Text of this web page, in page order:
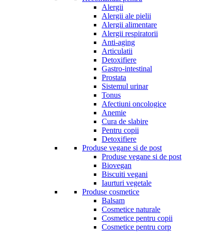
Alergii
Alergii ale pielii
Alergii alimentare
Alergii respiratorii
Anti-aging
Articulatii
Detoxifiere
Gastro-intestinal
Prostata
Sistemul urinar
Tonus
Afectiuni oncologice
Anemie
Cura de slabire
Pentru copii
Detoxifiere
Produse vegane si de post
Produse vegane si de post
Biovegan
Biscuiti vegani
Iaurturi vegetale
Produse cosmetice
Balsam
Cosmetice naturale
Cosmetice pentru copii
Cosmetice pentru corp